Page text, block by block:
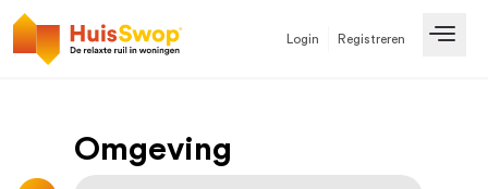
Login Registreren
Omgeving